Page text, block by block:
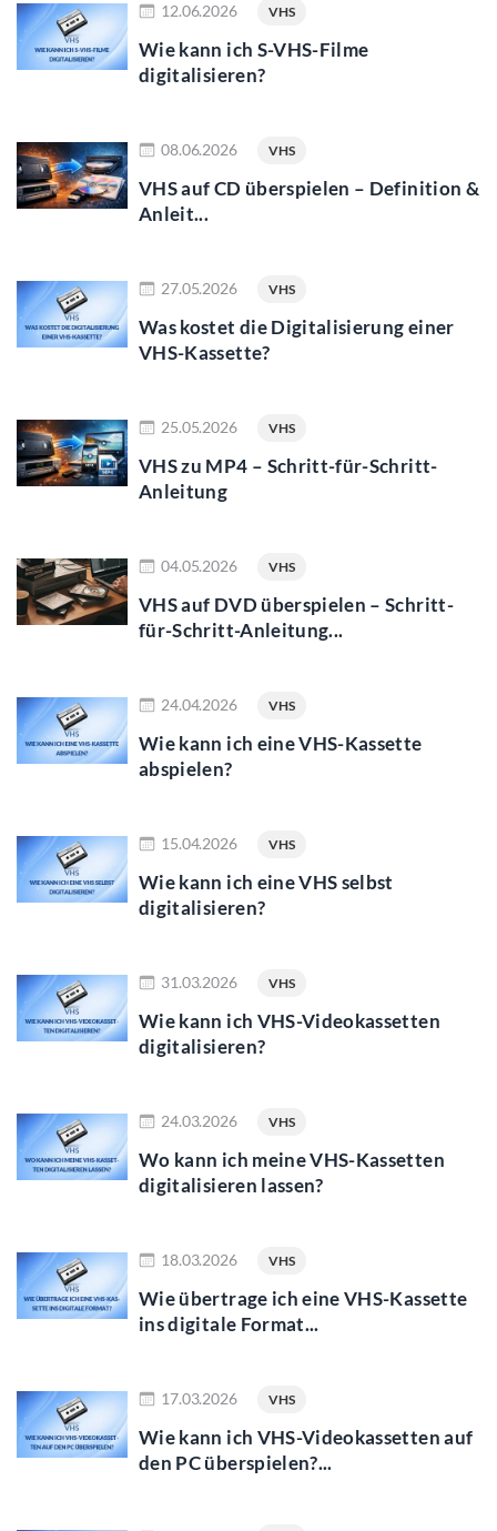
12.06.2026 VHS
Wie kann ich S-VHS-Filme
digitalisieren?
08.06.2026 VHS
VHS auf CD überspielen – Definition &
Anleit...
27.05.2026 VHS
Was kostet die Digitalisierung einer
VHS-Kassette?
25.05.2026 VHS
VHS zu MP4 – Schritt-für-Schritt-
Anleitung
04.05.2026 VHS
VHS auf DVD überspielen – Schritt-
für-Schritt-Anleitung...
24.04.2026 VHS
Wie kann ich eine VHS-Kassette
abspielen?
15.04.2026 VHS
Wie kann ich eine VHS selbst
digitalisieren?
31.03.2026 VHS
Wie kann ich VHS-Videokassetten
digitalisieren?
24.03.2026 VHS
Wo kann ich meine VHS-Kassetten
digitalisieren lassen?
18.03.2026 VHS
Wie übertrage ich eine VHS-Kassette
ins digitale Format...
17.03.2026 VHS
Wie kann ich VHS-Videokassetten auf
den PC überspielen?...